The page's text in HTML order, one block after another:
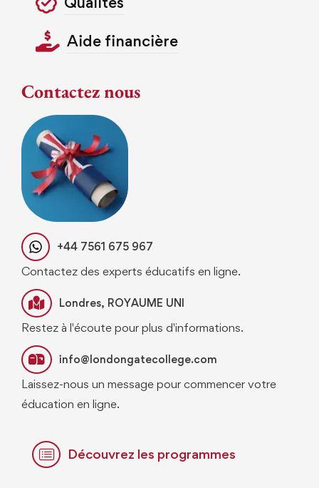
Aide financière
Contactez nous
+44 7561 675 967
Contactez des experts éducatifs en ligne.
Londres, ROYAUME UNI
Restez à l'écoute pour plus d'informations.
info@londongatecollege.com
Laissez-nous un message pour commencer votre
éducation en ligne.
Découvrez les programmes